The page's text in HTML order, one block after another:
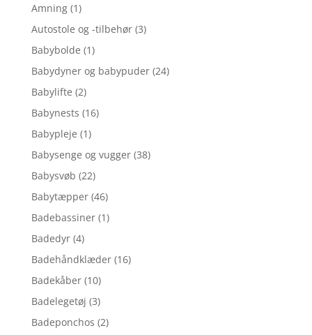
Amning (1)
Autostole og -tilbehør (3)
Babybolde (1)
Babydyner og babypuder (24)
Babylifte (2)
Babynests (16)
Babypleje (1)
Babysenge og vugger (38)
Babysvøb (22)
Babytæpper (46)
Badebassiner (1)
Badedyr (4)
Badehåndklæder (16)
Badekåber (10)
Badelegetøj (3)
Badeponchos (2)